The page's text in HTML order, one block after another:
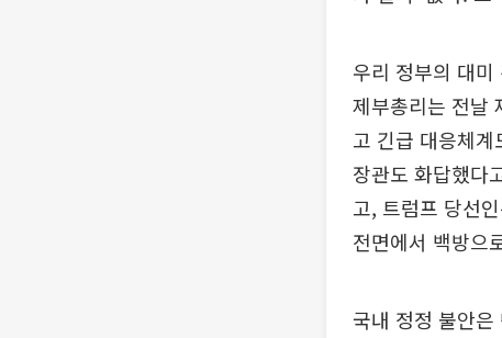
우리 정부의 대
제부총리는 전날
고 긴급 대응체
장관도 화답했다
고, 트럼프 당선
전면에서 백방으
국내 정정 불안